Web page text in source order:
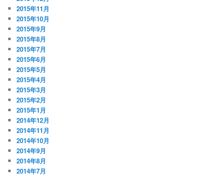
2015年11月
2015年10月
2015年9月
2015年8月
2015年7月
2015年6月
2015年5月
2015年4月
2015年3月
2015年2月
2015年1月
2014年12月
2014年11月
2014年10月
2014年9月
2014年8月
2014年7月